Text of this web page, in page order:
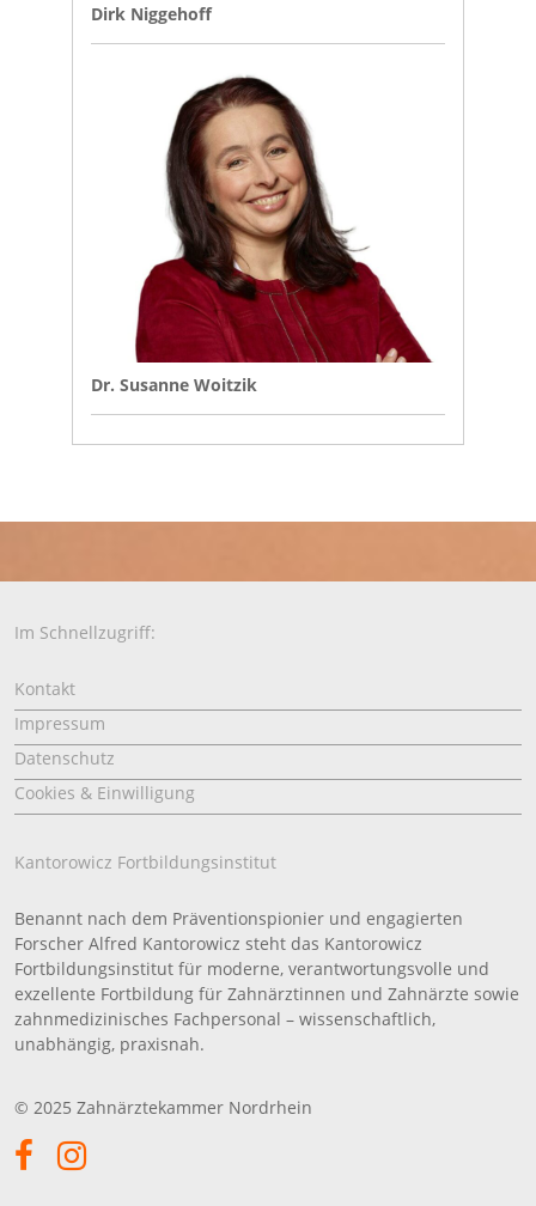
Dirk Niggehoff
Dr. Susanne Woitzik
Im Schnellzugriff:
Kontakt
Impressum
Datenschutz
Cookies & Einwilligung
Kantorowicz Fortbildungsinstitut
Benannt nach dem Präventionspionier und engagierten
Forscher Alfred Kantorowicz steht das Kantorowicz
Fortbildungsinstitut für moderne, verantwortungsvolle und
exzellente Fortbildung für Zahnärztinnen und Zahnärzte sowie
zahnmedizinisches Fachpersonal – wissenschaftlich,
unabhängig, praxisnah.
© 2025 Zahnärztekammer Nordrhein